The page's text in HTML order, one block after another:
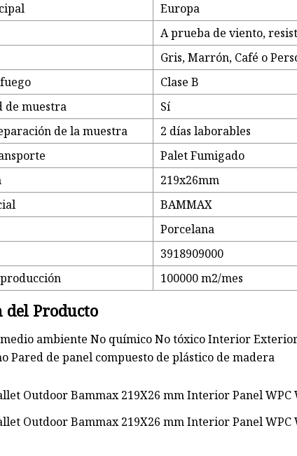
Europa
A prueba de viento,
Gris, Marrón, Café o
Clase B
de muestra
Sí
de la muestra
2 días laborables
Palet Fumigado
219x26mm
BAMMAX
Porcelana
3918909000
100000 m2/mes
del Producto
medio ambiente No químico No tóxico Interior
Pared de panel compuesto de plástico de madera